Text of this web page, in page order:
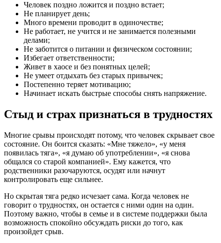
Человек поздно ложится и поздно встает;
Не планирует день;
Много времени проводит в одиночестве;
Не работает, не учится и не занимается полезными
делами;
Не заботится о питании и физическом состоянии;
Избегает ответственности;
Живет в хаосе и без понятных целей;
Не умеет отдыхать без старых привычек;
Постепенно теряет мотивацию;
Начинает искать быстрые способы снять напряжение.
Стыд и страх признаться в трудностях
Многие срывы происходят потому, что человек скрывает свое
состояние. Он боится сказать: «Мне тяжело», «у меня
появилась тяга», «я думаю об употреблении», «я снова
общался со старой компанией». Ему кажется, что
родственники разочаруются, осудят или начнут
контролировать еще сильнее.
Но скрытая тяга редко исчезает сама. Когда человек не
говорит о трудностях, он остается с ними один на один.
Поэтому важно, чтобы в семье и в системе поддержки была
возможность спокойно обсуждать риски до того, как
произойдет срыв.